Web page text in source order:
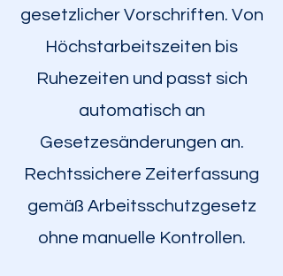
gesetzlicher Vorschriften. Von
Höchstarbeitszeiten bis
Ruhezeiten und passt sich
automatisch an
Gesetzesänderungen an.
Rechtssichere Zeiterfassung
gemäß Arbeitsschutzgesetz
ohne manuelle Kontrollen.